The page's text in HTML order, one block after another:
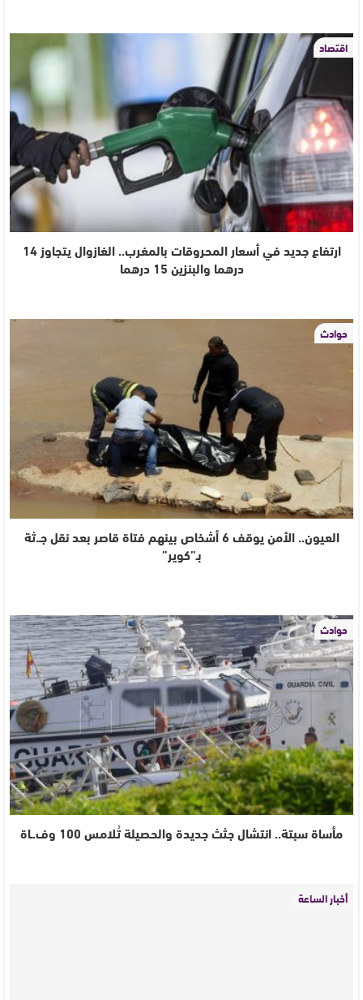
اقتصاد
ارتفاع جديد في أسعار المحروقات بالمغرب.. الغازوال يتجاوز 14
درهما والبنزين 15 درهما
حوادث
العيون.. الأمن يوقف 6 أشخاص بينهم فتاة قاصر بعد نقل جـ.ثة
بـ”كوير”
حوادث
مأساة سبتة.. انتشال جثث جديدة والحصيلة تُلامس 100 وف.ـاة
أخبار الساعة